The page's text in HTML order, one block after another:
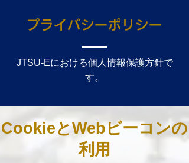
プライバシーポリシー
JTSU-Eにおける個人情報保護方針で
す。
CookieとWebビーコンの
利用